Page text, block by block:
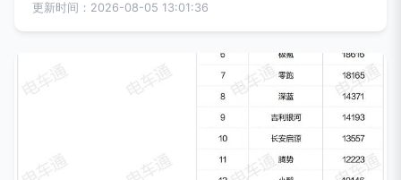
更新时间：2026-08-05 13:01:36